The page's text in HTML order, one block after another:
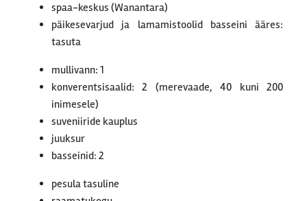
spaa-keskus (Wanantara)
päikesevarjud ja lamamistoolid basseini ääres:
tasuta
mullivann: 1
konverentsisaalid: 2 (merevaade, 40 kuni 200
inimesele)
suveniiride kauplus
juuksur
basseinid: 2
pesula tasuline